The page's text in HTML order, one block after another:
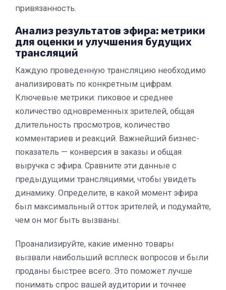
привязанность.
Анализ результатов эфира: метрики
для оценки и улучшения будущих
трансляций
Каждую проведенную трансляцию необходимо
анализировать по конкретным цифрам.
Ключевые метрики: пиковое и среднее
количество одновременных зрителей, общая
длительность просмотров, количество
комментариев и реакций. Важнейший бизнес-
показатель — конверсия в заказы и общая
выручка с эфира. Сравните эти данные с
предыдущими трансляциями, чтобы увидеть
динамику. Определите, в какой момент эфира
был максимальный отток зрителей, и подумайте,
чем он мог быть вызваны.
Проанализируйте, какие именно товары
вызвали наибольший всплеск вопросов и были
проданы быстрее всего. Это поможет лучше
понимать спрос вашей аудитории и точнее